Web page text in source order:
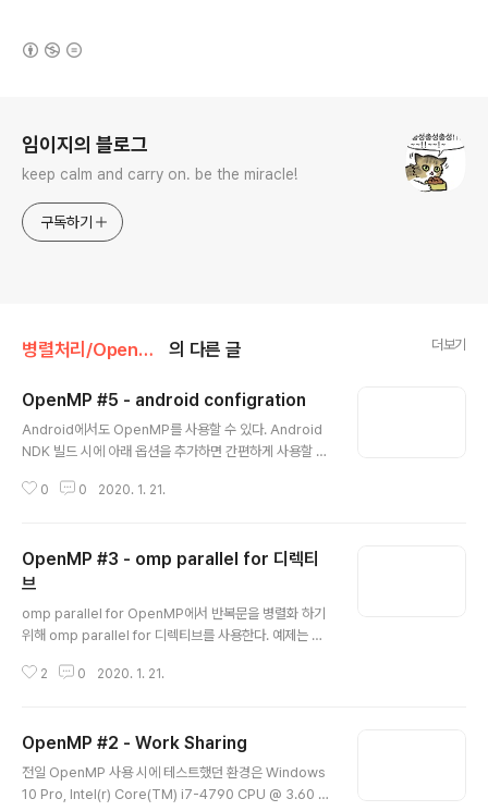
임이지의 블로그
keep calm and carry on. be the miracle!
구독하기
병렬처리/OpenMP 의 다른 글 더보기
OpenMP #5 - android configration
Android에서도 OpenMP를 사용할 수 있다. Android
NDK 빌드 시에 아래 옵션을 추가하면 간편하게 사용할 수
LAGS += -fopenmp 아래 웹 사이트에서 Android 환
쓰던 Pthread 및 Click을 사용하던지 간에 데이터의 종속
성과 의존성을 제거하는 것이 우선이다. 멀티 스레드를 사
용한다고 해서 무조건 성능 향상이 될 것이라고 생각하지
말자. 개발자의 꼼꼼함이 먼저다. https://www.softwar
ecoven.com/parallel-computing-with-openmp-
in-androi..
0 0 2020. 1. 21.
OpenMP #3 - omp parallel for 디렉티
브
omp parallel for OpenMP에서 반복문을 병렬화 하기
위해 omp parallel for 디렉티브를 사용한다. 예제는 아
< count; i++ ) { //TODO.. } 한 개의 큰 루프를 하나의 p
전에 여러 개의 parallel for 디렉티브를 연속해서 추가해
서 시리얼 프로그램을 병렬화할 수도 있다. 하지만 모든 상
황에서 항상 좋은 결과가만 가져오는 것은 아니다. parall
2 0 2020. 1. 21.
OpenMP #2 - Work Sharing
전일 OpenMP 사용 시에 테스트했던 환경은 Windows
10 Pro, Intel(r) Core(TM) i7-4790 CPU @ 3.60 G